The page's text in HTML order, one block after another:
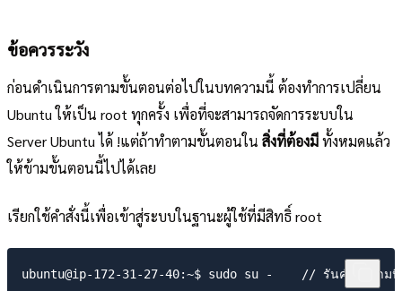
ข้อควรระวัง
ก่อนดำเนินการตามขั้นตอนต่อไปในบทความนี้ ต้องทำการเปลี่ยน
Ubuntu ให้เป็น root ทุกครั้ง เพื่อที่จะสามารถจัดการระบบใน
Server Ubuntu ได้ !แต่ถ้าทำตามขั้นตอนใน สิ่งที่ต้องมีทั้งหมดแล้ว
ให้ข้ามขั้นตอนนี้ไปได้เลย
เรียกใช้คำสั่งนี้เพื่อเข้าสู่ระบบในฐานะผู้ใช้ที่มีสิทธิ์ root
ubuntu@ip-172-31-27-40:~$ sudo su -    // รันคำสั่งตามนี้